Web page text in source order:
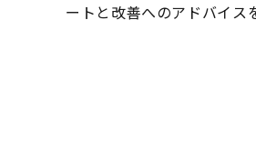
ートと改善へのアドバイス